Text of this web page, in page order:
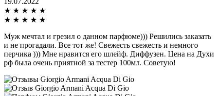
★ ★ ★ ★ ★
★ ★ ★ ★ ★
Муж мечтал и грезил о данном парфюме))) Решились заказать
и не прогадали. Все тот же! Свежесть свежесть и немного
перчика ))) Мне нравится его шлейф. Диффузен. Цена на Духи
рф была очень приятной за тестер 100мл. Советую!